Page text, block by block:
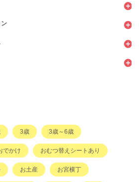
3歳 3歳～6歳
でかけ おむつ替えシートあり
お土産 お宮横丁